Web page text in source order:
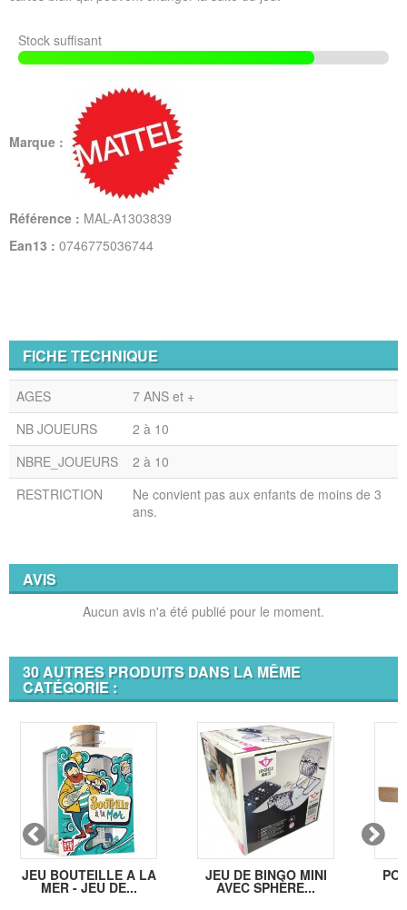
Stock suffisant
Marque :
Référence : MAL-A1303839
Ean13 : 0746775036744
FICHE TECHNIQUE
AGES
7 ANS et +
NB JOUEURS
2 à 10
NBRE_JOUEURS
2 à 10
RESTRICTION
Ne convient pas aux enfants de moins de 3
ans.
AVIS
Aucun avis n'a été publié pour le moment.
30 AUTRES PRODUITS DANS LA MÊME
CATÉGORIE :
JEU BOUTEILLE A LA
MER - JEU DE...
JEU DE BINGO MINI
AVEC SPHÈRE...